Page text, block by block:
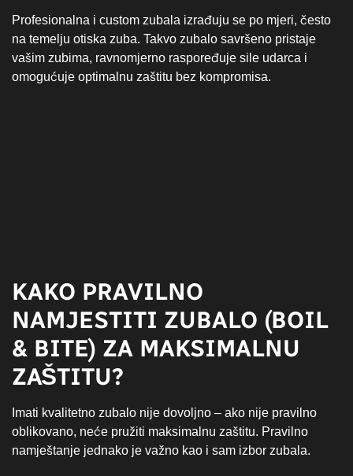
Profesionalna i custom zubala izrađuju se po mjeri, često
na temelju otiska zuba. Takvo zubalo savršeno pristaje
vašim zubima, ravnomjerno raspoređuje sile udarca i
omogućuje optimalnu zaštitu bez kompromisa.
KAKO PRAVILNO
NAMJESTITI ZUBALO (BOIL
& BITE) ZA MAKSIMALNU
ZAŠTITU?
Imati kvalitetno zubalo nije dovoljno – ako nije pravilno
oblikovano, neće pružiti maksimalnu zaštitu. Pravilno
namještanje jednako je važno kao i sam izbor zubala.